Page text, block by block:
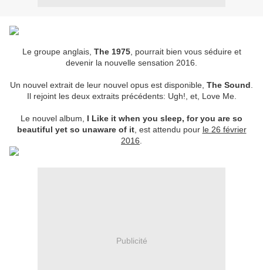
Le groupe anglais, The 1975, pourrait bien vous séduire et
devenir la nouvelle sensation 2016.
Un nouvel extrait de leur nouvel opus est disponible, The Sound
Il rejoint les deux extraits précédents: Ugh!, et, Love Me.
Le nouvel album, I Like it when you sleep, for you are so
beautiful yet so unaware of it, est attendu pour le 26 février
2016
Publicité